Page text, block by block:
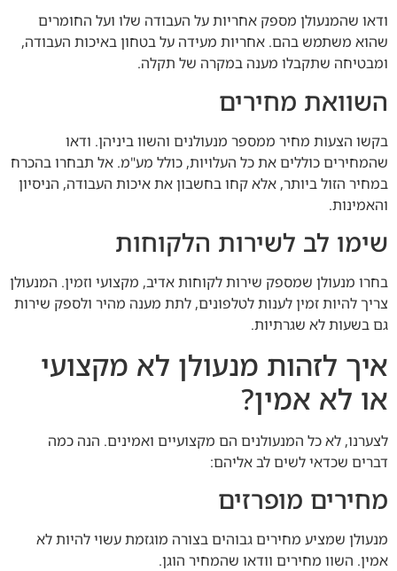
ודאו שהמנעולן מספק אחריות על העבודה שלו ועל החומרים
שהוא משתמש בהם. אחריות מעידה על בטחון באיכות העבודה,
ומבטיחה שתקבלו מענה במקרה של תקלה.
השוואת מחירים
בקשו הצעות מחיר ממספר מנעולנים והשוו ביניהן. ודאו
שהמחירים כוללים את כל העלויות, כולל מע"מ. אל תבחרו בהכרח
במחיר הזול ביותר, אלא קחו בחשבון את איכות העבודה, הניסיון
והאמינות.
שימו לב לשירות הלקוחות
בחרו מנעולן שמספק שירות לקוחות אדיב, מקצועי וזמין. המנעולן
צריך להיות זמין לענות לטלפונים, לתת מענה מהיר ולספק שירות
גם בשעות לא שגרתיות.
איך לזהות מנעולן לא מקצועי
או לא אמין?
לצערנו, לא כל המנעולנים הם מקצועיים ואמינים. הנה כמה
דברים שכדאי לשים לב אליהם:
מחירים מופרזים
מנעולן שמציע מחירים גבוהים בצורה מוגזמת עשוי להיות לא
אמין. השוו מחירים וודאו שהמחיר הוגן.